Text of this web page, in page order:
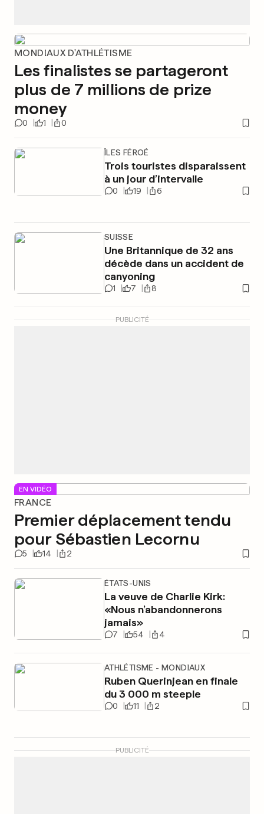
MONDIAUX D'ATHLÉTISME
Les finalistes se partageront
plus de 7 millions de prize
money
0 1 0
ÎLES FÉROÉ
Trois touristes disparaissent
à un jour d’intervalle
0 19 6
SUISSE
Une Britannique de 32 ans
décède dans un accident de
canyoning
1 7 8
PUBLICITÉ
EN VIDÉO
FRANCE
Premier déplacement tendu
pour Sébastien Lecornu
5 14 2
ÉTATS-UNIS
La veuve de Charlie Kirk:
«Nous n’abandonnerons
jamais»
7 54 4
ATHLÉTISME - MONDIAUX
Ruben Querinjean en finale
du 3 000 m steeple
0 11 2
PUBLICITÉ